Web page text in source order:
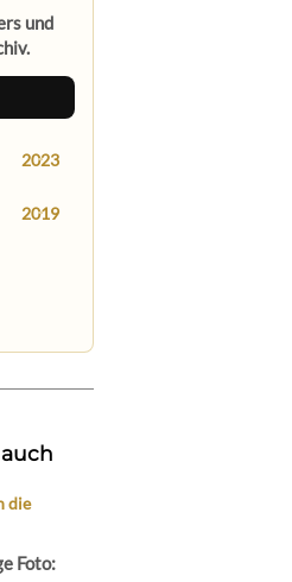
und
2023
2019
die
Foto: